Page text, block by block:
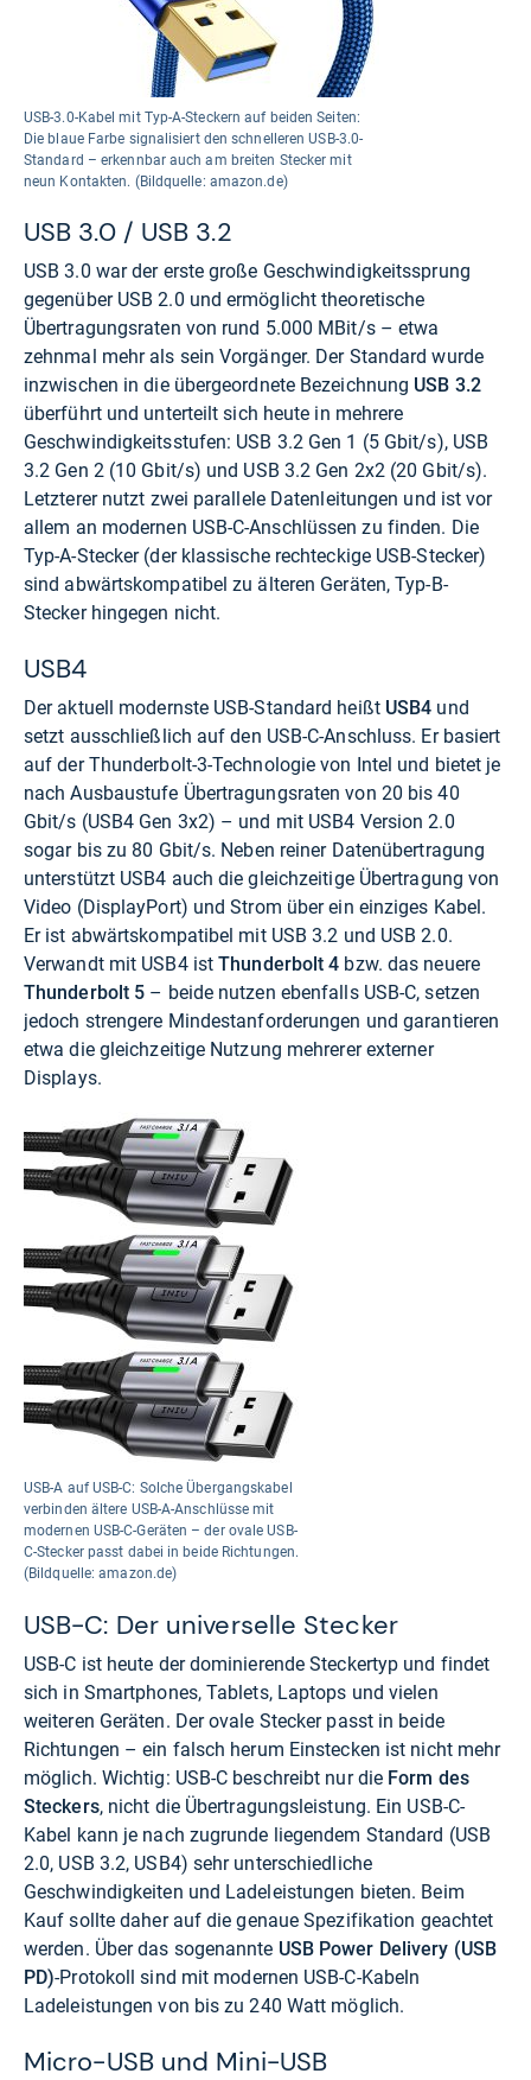
USB-3.0-Kabel mit Typ-A-Steckern auf beiden Seiten:
Die blaue Farbe signalisiert den schnelleren USB-3.0-
Standard – erkennbar auch am breiten Stecker mit
neun Kontakten. (Bildquelle: amazon.de)
USB 3.0 / USB 3.2
USB 3.0 war der erste große Geschwindigkeitssprung
gegenüber USB 2.0 und ermöglicht theoretische
Übertragungsraten von rund 5.000 MBit/s – etwa
zehnmal mehr als sein Vorgänger. Der Standard wurde
inzwischen in die übergeordnete Bezeichnung USB 3.2
überführt und unterteilt sich heute in mehrere
Geschwindigkeitsstufen: USB 3.2 Gen 1 (5 Gbit/s), USB
3.2 Gen 2 (10 Gbit/s) und USB 3.2 Gen 2x2 (20 Gbit/s).
Letzterer nutzt zwei parallele Datenleitungen und ist vor
allem an modernen USB-C-Anschlüssen zu finden. Die
Typ-A-Stecker (der klassische rechteckige USB-Stecker)
sind abwärtskompatibel zu älteren Geräten, Typ-B-
Stecker hingegen nicht.
USB4
Der aktuell modernste USB-Standard heißt USB4 und
setzt ausschließlich auf den USB-C-Anschluss. Er basiert
auf der Thunderbolt-3-Technologie von Intel und bietet je
nach Ausbaustufe Übertragungsraten von 20 bis 40
Gbit/s (USB4 Gen 3x2) – und mit USB4 Version 2.0
sogar bis zu 80 Gbit/s. Neben reiner Datenübertragung
unterstützt USB4 auch die gleichzeitige Übertragung von
Video (DisplayPort) und Strom über ein einziges Kabel.
Er ist abwärtskompatibel mit USB 3.2 und USB 2.0.
Verwandt mit USB4 istThunderbolt 4 bzw. das neuere
Thunderbolt 5 – beide nutzen ebenfalls USB-C, setzen
jedoch strengere Mindestanforderungen und garantieren
etwa die gleichzeitige Nutzung mehrerer externer
Displays.
USB-A auf USB-C: Solche Übergangskabel
verbinden ältere USB-A-Anschlüsse mit
modernen USB-C-Geräten – der ovale USB-
C-Stecker passt dabei in beide Richtungen.
(Bildquelle: amazon.de)
USB-C: Der universelle Stecker
USB-C ist heute der dominierende Steckertyp und findet
sich in Smartphones, Tablets, Laptops und vielen
weiteren Geräten. Der ovale Stecker passt in beide
Richtungen – ein falsch herum Einstecken ist nicht mehr
möglich. Wichtig: USB-C beschreibt nur die Form des
Steckers, nicht die Übertragungsleistung. Ein USB-C-
Kabel kann je nach zugrunde liegendem Standard (USB
2.0, USB 3.2, USB4) sehr unterschiedliche
Geschwindigkeiten und Ladeleistungen bieten. Beim
Kauf sollte daher auf die genaue Spezifikation geachtet
werden. Über das sogenannte USB Power Delivery (USB
PD)-Protokoll sind mit modernen USB-C-Kabeln
Ladeleistungen von bis zu 240 Watt möglich.
Micro-USB und Mini-USB